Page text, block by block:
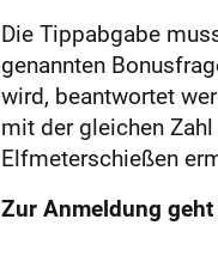
Die Tippabgabe
genannten
wird, beantwortet
mit der gleichen
Elfmeterschießen
Zur Anmeldung geht